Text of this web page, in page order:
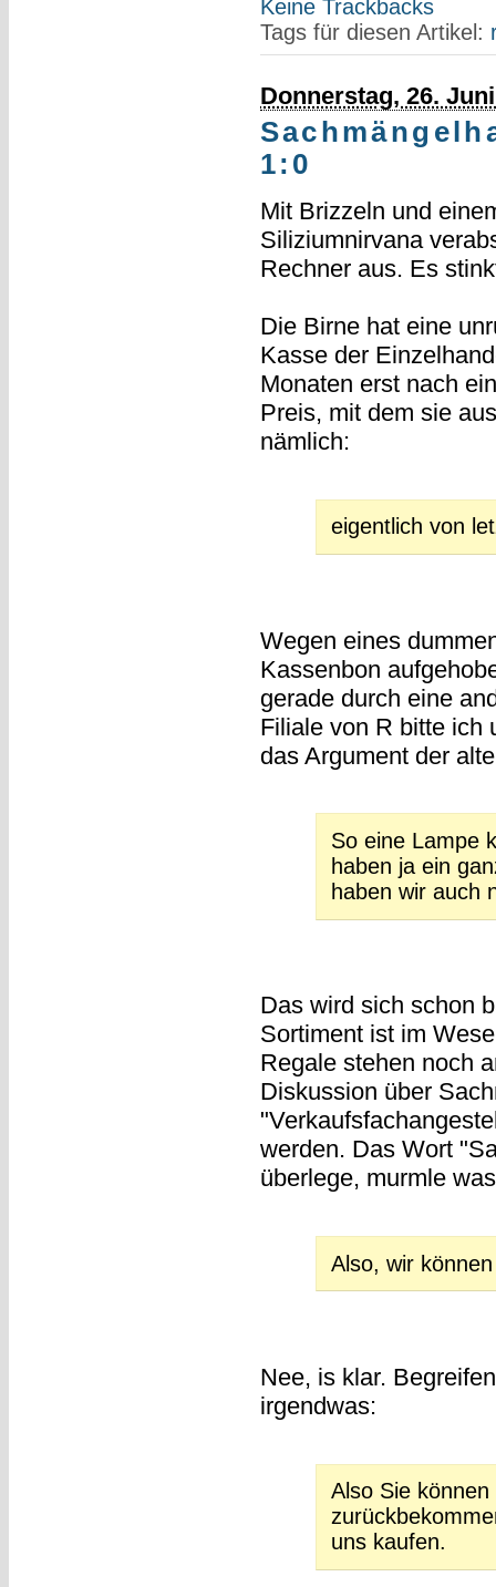
Keine Trackbacks
Tags für diesen Artikel:
Donnerstag, 26.
1:0
Mit Brizzeln und
Siliziumnirvana
Rechner aus. Es
Die Birne hat eine
Kasse der
Monaten erst nach
Preis, mit dem sie
nämlich:
eigentlich von
Wegen eines
Kassenbon
gerade durch eine
Filiale von R bitte ich
das Argument der
So eine Lampe
haben ja ein
haben wir auch
Das wird sich schon
Sortiment ist im
Regale stehen noch
Diskussion über
werden. Das Wort
überlege, murmle
Also, wir
Nee, is klar.
irgendwas:
Also Sie
uns kaufen.